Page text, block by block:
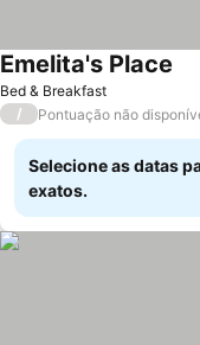
Bed & Breakfast
Emelita's Place
/ Pontuação não
Selecione as datas
exatos.